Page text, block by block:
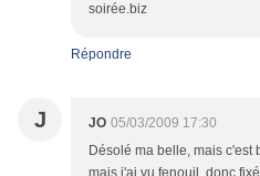
soirée.biz
Répondre
J JO 05/03/2009 17:30
Désolé ma belle, mais c'est
mais j'ai vu fenouil, donc